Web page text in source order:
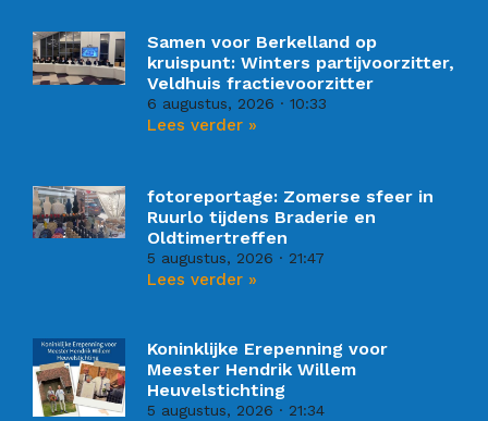
Samen voor Berkelland op
kruispunt: Winters partijvoorzitter,
Veldhuis fractievoorzitter
6 augustus, 2026 10:33
Lees verder »
fotoreportage: Zomerse sfeer in
Ruurlo tijdens Braderie en
Oldtimertreffen
5 augustus, 2026 21:47
Lees verder »
Koninklijke Erepenning voor
Meester Hendrik Willem
Heuvelstichting
5 augustus, 2026 21:34